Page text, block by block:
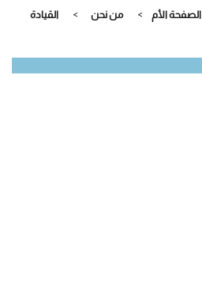
الصفحة الأم > من نحن > القيادة